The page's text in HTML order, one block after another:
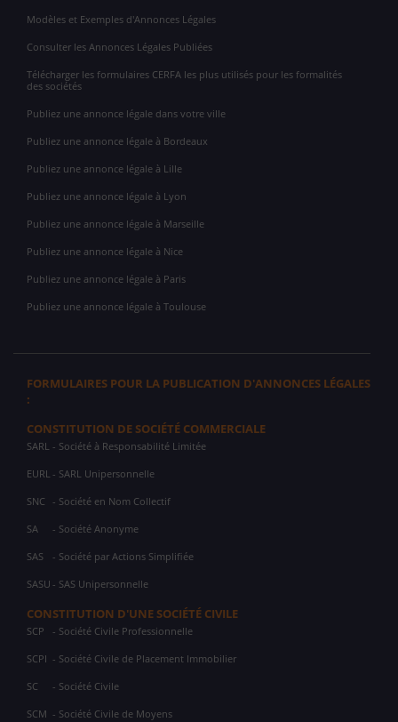
Modèles et Exemples d'Annonces Légales
Consulter les Annonces Légales Publiées
Télécharger les formulaires CERFA les plus utilisés pour les formalités
des sociétés
Publiez une annonce légale dans votre ville
Publiez une annonce légale à Bordeaux
Publiez une annonce légale à Lille
Publiez une annonce légale à Lyon
Publiez une annonce légale à Marseille
Publiez une annonce légale à Nice
Publiez une annonce légale à Paris
Publiez une annonce légale à Toulouse
FORMULAIRES POUR LA PUBLICATION D'ANNONCES LÉGALES
:
CONSTITUTION DE SOCIÉTÉ COMMERCIALE
SARL - Société à Responsabilité Limitée
EURL - SARL Unipersonnelle
SNC - Société en Nom Collectif
SA - Société Anonyme
SAS - Société par Actions Simplifiée
SASU - SAS Unipersonnelle
CONSTITUTION D'UNE SOCIÉTÉ CIVILE
SCP - Société Civile Professionnelle
SCPI - Société Civile de Placement Immobilier
SC - Société Civile
SCM - Société Civile de Moyens